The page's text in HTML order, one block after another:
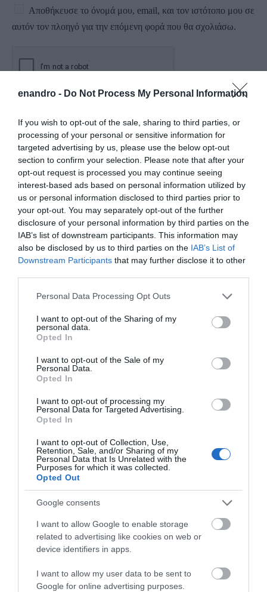
enandro - Do Not Process My Personal Information
If you wish to opt-out of the sale, sharing to third parties, or
processing of your personal or sensitive information for
targeted advertising by us, please use the below opt-out
section to confirm your selection. Please note that after your
opt-out request is processed you may continue seeing
interest-based ads based on personal information utilized by
us or personal information disclosed to third parties prior to
your opt-out. You may separately opt-out of the further
disclosure of your personal information by third parties on the
IAB’s list of downstream participants. This information may
also be disclosed by us to third parties on the IAB’s List of
Downstream Participants that may further disclose it to other
Please note that this website/app uses one or more Google
not limited to your visit or usage behaviour. You may click to
grant or deny consent to Google and its third-party tags to
use your data for below specified purposes in below Google
consent section.
Personal Data Processing Opt Outs
I want to opt-out of the Sharing of my
personal data.
Opted In
I want to opt-out of the Sale of my
Personal Data.
Opted In
I want to opt-out of processing my
Personal Data for Targeted Advertising.
Opted In
I want to opt-out of Collection, Use,
Retention, Sale, and/or Sharing of my
Personal Data that Is Unrelated with the
Purposes for which it was collected.
Opted Out
Google consents
I want to allow Google to enable storage
related to advertising like cookies on web or
device identifiers in apps.
I want to allow my user data to be sent to
Google for online advertising purposes.
Αποθήκευσε το όνομά μου, email, και τον ιστότοπο μου σε
αυτόν τον πλοηγό για την επόμενη φορά που θα σχολιάσω.